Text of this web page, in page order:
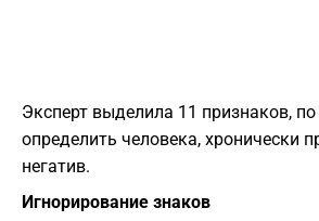
Эксперт выделила 11 признаков,
определить человека, хронически
негатив.
Игнорирование знаков